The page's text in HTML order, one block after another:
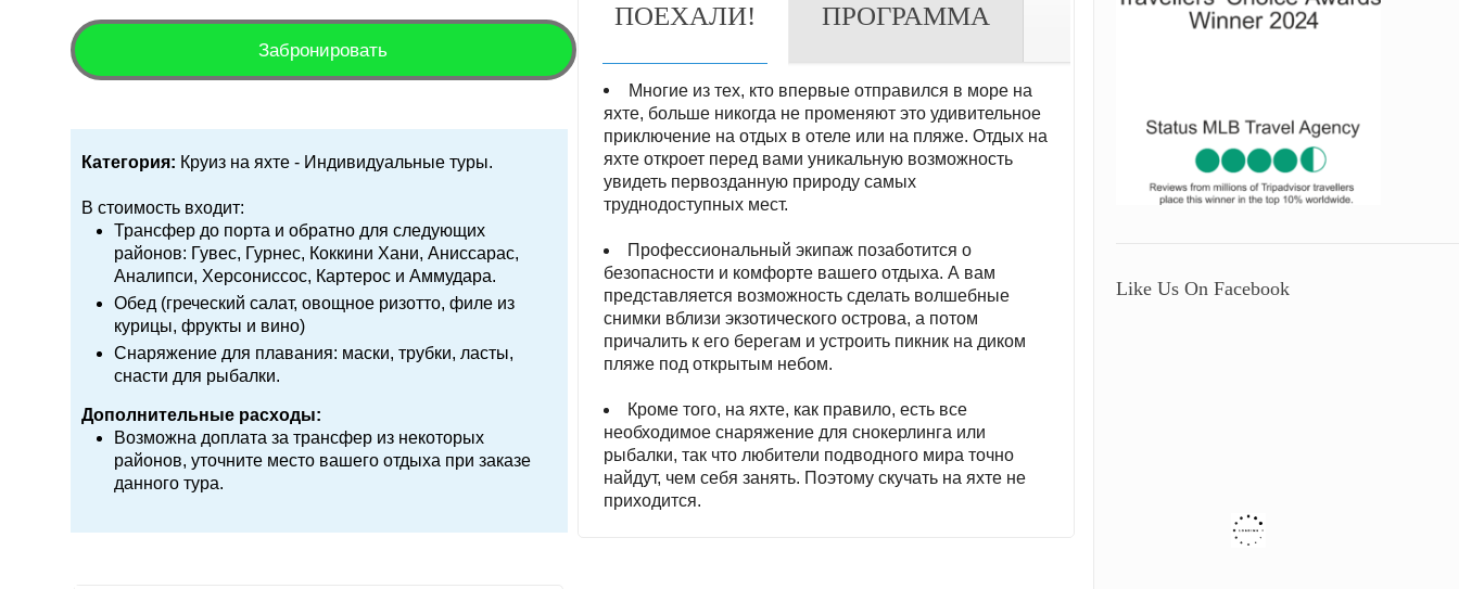
Забронировать
Категория: Круиз на яхте - Индивидуальные туры.
В стоимость входит:
Трансфер до порта и обратно для следующих
районов: Гувес, Гурнес, Коккини Хани, Аниссарас,
Аналипси, Херсониссос, Картерос и Аммудара.
Обед (греческий салат, овощное ризотто, филе из
курицы, фрукты и вино)
Снаряжение для плавания: маски, трубки, ласты,
снасти для рыбалки.
Дополнительные расходы:
Возможна доплата за трансфер из некоторых
районов, уточните место вашего отдыха при заказе
данного тура.
ПОЕХАЛИ! ПРОГРАММА
Многие из тех, кто впервые отправился в море на
яхте, больше никогда не променяют это удивительное
приключение на отдых в отеле или на пляже. Отдых на
яхте откроет перед вами уникальную возможность
увидеть первозданную природу самых
труднодоступных мест.
Профессиональный экипаж позаботится о
безопасности и комфорте вашего отдыха. А вам
представляется возможность сделать волшебные
снимки вблизи экзотического острова, а потом
причалить к его берегам и устроить пикник на диком
пляже под открытым небом.
Кроме того, на яхте, как правило, есть все
необходимое снаряжение для снокерлинга или
рыбалки, так что любители подводного мира точно
найдут, чем себя занять. Поэтому скучать на яхте не
приходится.
Like Us On Facebook